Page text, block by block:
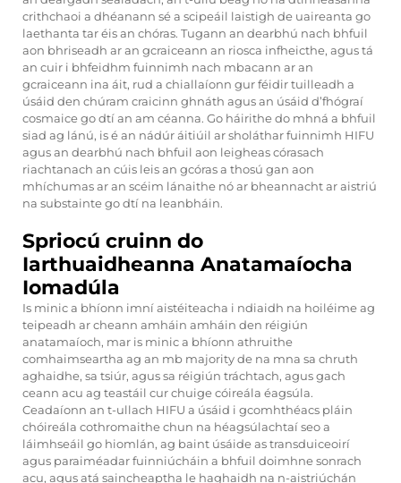
crithchaoi a dhéanann sé a scipeáil laistigh de uaireanta go
laethanta tar éis an chóras. Tugann an dearbhú nach bhfuil
aon bhriseadh ar an gcraiceann an riosca infheicthe, agus tá
an cuir i bhfeidhm fuinnimh nach mbacann ar an
gcraiceann ina áit, rud a chiallaíonn gur féidir tuilleadh a
úsáid den chúram craicinn ghnáth agus an úsáid d’fhógraí
cosmaice go dtí an am céanna. Go háirithe do mhná a bhfuil
siad ag lánú, is é an nádúr áitiúil ar sholáthar fuinnimh HIFU
agus an dearbhú nach bhfuil aon leigheas córasach
riachtanach an cúis leis an gcóras a thosú gan aon
mhíchumas ar an scéim lánaithe nó ar bheannacht ar aistriú
na substainte go dtí na leanbháin.
Spriocú cruinn do
Iarthuaidheanna Anatamaíocha
Iomadúla
Is minic a bhíonn imní aistéiteacha i ndiaidh na hoiléime ag
teipeadh ar cheann amháin amháin den réigiún
anatamaíoch, mar is minic a bhíonn athruithe
comhaimseartha ag an mb majority de na mna sa chruth
aghaidhe, sa tsiúr, agus sa réigiún tráchtach, agus gach
ceann acu ag teastáil cur chuige cóireála éagsúla.
Ceadaíonn an t-ullach HIFU a úsáid i gcomhthéacs pláin
chóireála cothromaithe chun na héagsúlachtaí seo a
láimhseáil go hiomlán, ag baint úsáide as transduiceoirí
agus paraiméadar fuinniúcháin a bhfuil doimhne sonrach
acu, agus atá saincheaptha le haghaidh na n-aistriúchán